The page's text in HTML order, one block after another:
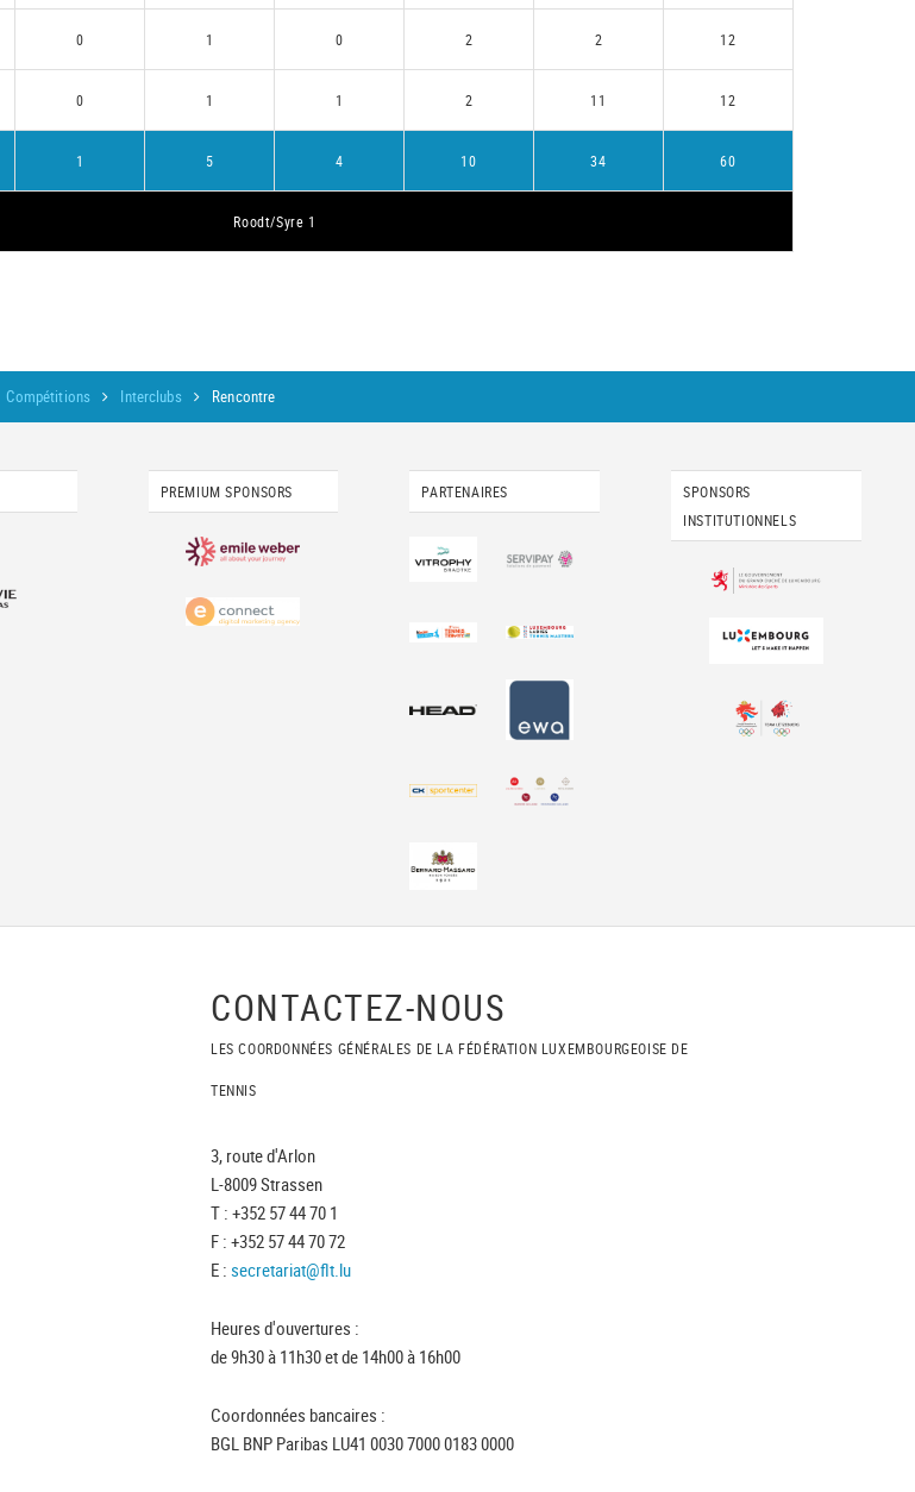
0 1 0 2 2 12
0 1 1 2 11 12
1 5 4 10 34 60
Roodt/Syre 1
Compétitions Interclubs Rencontre
PREMIUM SPONSORS PARTENAIRES
SPONSORS
INSTITUTIONNELS
CONTACTEZ-NOUS
LES COORDONNÉES GÉNÉRALES DE LA FÉDÉRATION LUXEMBOURGEOISE DE
TENNIS
3, route d'Arlon
L-8009 Strassen
T : +352 57 44 70 1
F : +352 57 44 70 72
E : secretariat@flt.lu
Heures d'ouvertures :
de 9h30 à 11h30 et de 14h00 à 16h00
Coordonnées bancaires :
BGL BNP Paribas LU41 0030 7000 0183 0000